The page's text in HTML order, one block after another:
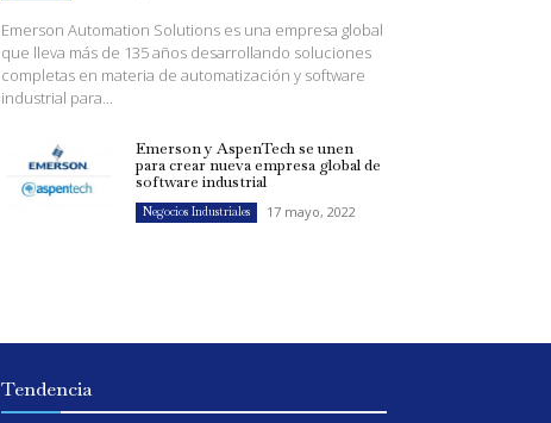
Emerson Automation Solutions es una empresa global
que lleva más de 135 años desarrollando soluciones
completas en materia de automatización y software
industrial para...
Emerson y AspenTech se unen
para crear nueva empresa global de
software industrial
Negocios Industriales 17 mayo, 2022
Tendencia